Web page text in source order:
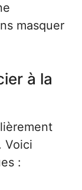
masquer
à la
Voici
: